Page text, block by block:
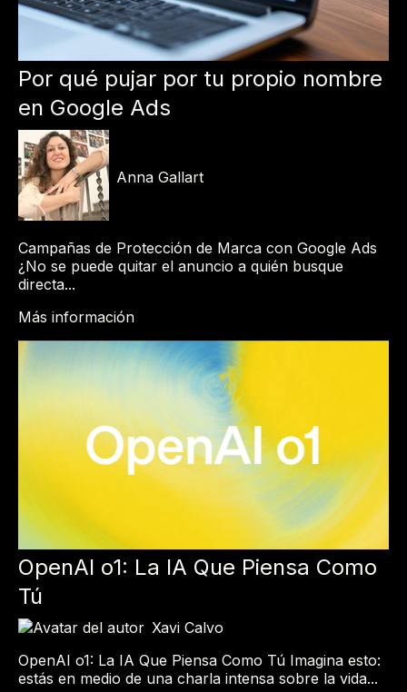
Por qué pujar por tu propio nombre
en Google Ads
Anna Gallart
Campañas de Protección de Marca con Google Ads
¿No se puede quitar el anuncio a quién busque
directa...
Más información
OpenAI o1: La IA Que Piensa Como
Tú
Xavi Calvo
OpenAI o1: La IA Que Piensa Como Tú Imagina esto:
estás en medio de una charla intensa sobre la vida...